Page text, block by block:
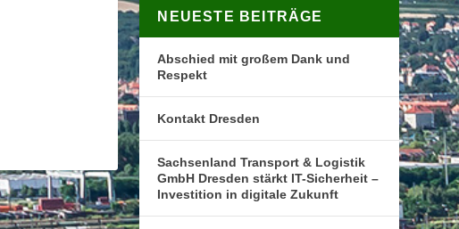
NEUESTE BEITRÄGE
Abschied mit großem Dank und
Respekt
Kontakt Dresden
Sachsenland Transport & Logistik
GmbH Dresden stärkt IT-Sicherheit –
Investition in digitale Zukunft